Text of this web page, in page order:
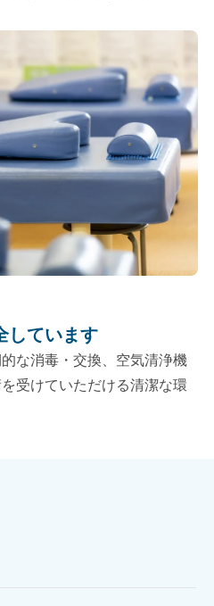
しています
な消毒・交換、空気清浄機
受けていただける清潔な環